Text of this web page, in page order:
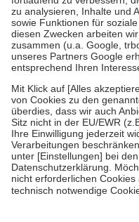
Bei Heilmitteln und
Zuzahlung zehn Prozent der
Verordnung.
Um das Engagement der
stärken und die besondere
fallenkeine Zuzahlungenan
• Kindern und Jugendlichen
mit Ausnahme der
• Untersuchungen zur
GKV getragen werden
• empfohlenen
• Harn- und Blutteststreifen